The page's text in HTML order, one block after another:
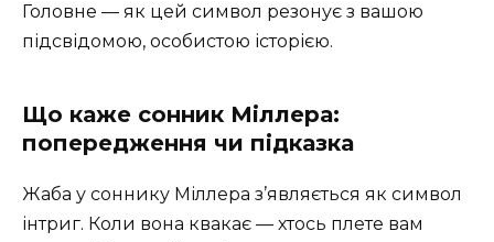
Головне — як цей символ резонує з вашою
підсвідомою, особистою історією.
Що каже сонник Міллера:
попередження чи підказка
Жаба у соннику Міллера з’являється як символ
інтриг. Коли вона квакає — хтось плете вам